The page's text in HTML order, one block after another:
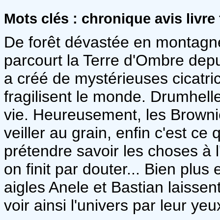
Mots clés : chronique avis
De forêt dévastée en
parcourt la Terre d'Ombre
a créé de mystérieuses
fragilisent le monde.
vie. Heureusement, les
veiller au grain, enfin c'est ce
prétendre savoir les choses à
on finit par douter... Bien plus
aigles Anele et Bastian
voir ainsi l'univers par leur